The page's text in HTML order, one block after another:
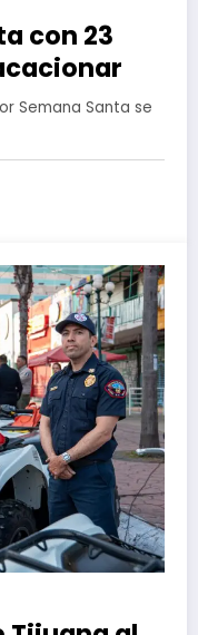
con 23
Semana Santa se